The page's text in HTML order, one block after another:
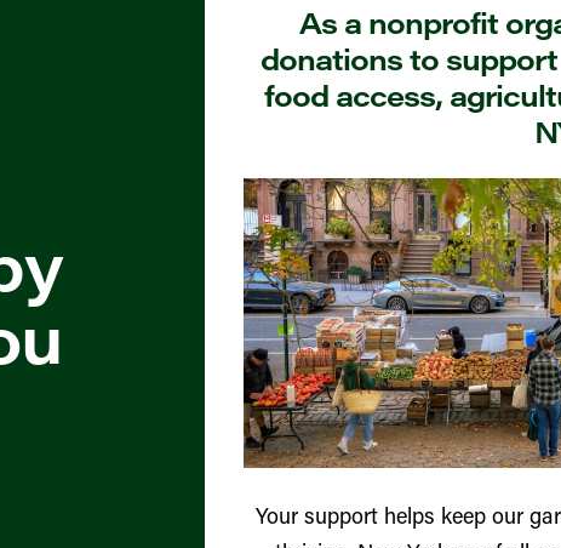
As a nonprofit
donations to
food access,
Your support helps keep our